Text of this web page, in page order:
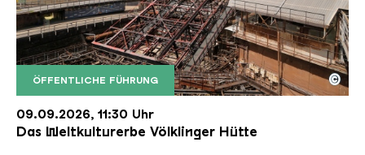
ÖFFENTLICHE FÜHRUNG
Der Erzschrägaufzug der Völklinger Hütte mit
Copyright: Weltkulturerbe Völklinger Hütte | Karl
©
09.09.2026, 11:30 Uhr
Das Weltkulturerbe Völklinger Hütte